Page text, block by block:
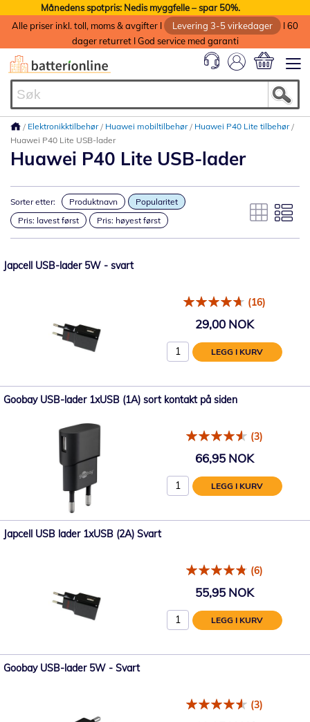
Månedens spotpris: Nedis myggfelle – spar 50%.
Alle priser inkl. toll, moms & avgifter I
Levering 3-5 virkedager
I 60
dager returret I God service med garanti
Elektronikktilbehør Huawei mobiltilbehør
Huawei P40 Lite tilbehør
Huawei P40 Lite USB-lader
Huawei P40 Lite USB-lader
Sorter etter: Produktnavn
Popularitet
Pris: lavest først
Pris: høyest først
Japcell USB-lader 5W - svart
(16)
29,00 NOK
LEGG I KURV
Goobay USB-lader 1xUSB (1A) sort kontakt på siden
(3)
66,95 NOK
LEGG I KURV
Japcell USB lader 1xUSB (2A) Svart
(6)
55,95 NOK
LEGG I KURV
Goobay USB-lader 5W - Svart
(3)